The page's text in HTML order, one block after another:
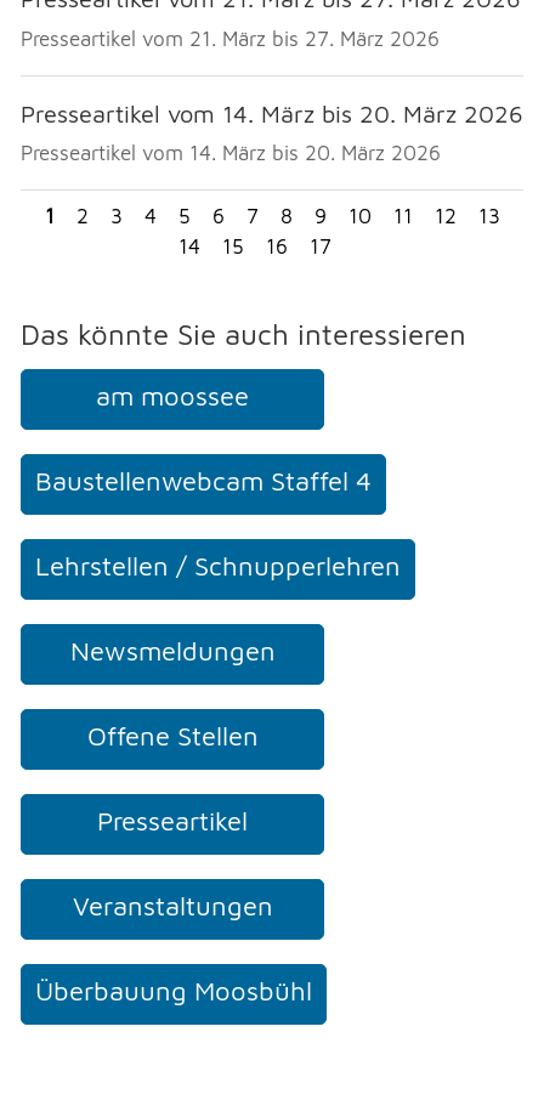
Presseartikel vom 21. März bis 27. März 2026
Presseartikel vom 14. März bis 20. März 2026
Presseartikel vom 14. März bis 20. März 2026
1 2 3 4 5 6 7 8 9 10 11 12
13
14
15 16 17
Das könnte Sie auch interessieren
am moossee
Baustellenwebcam Staffel 4
Lehrstellen / Schnupperlehren
Newsmeldungen
Offene Stellen
Presseartikel
Veranstaltungen
Überbauung Moosbühl